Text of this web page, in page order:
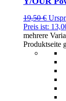
19,50€
Preis ist:
mehrere
Produktseite